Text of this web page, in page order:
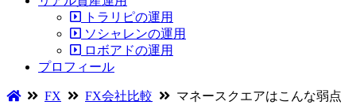
トラリピの運用
ソシャレンの運用
ロボアドの運用
プロフィール
FX FX会社比較
マネースクエアはこんな弱点